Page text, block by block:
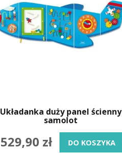
Układanka duży panel ścienny
samolot
529,90 zł DO KOSZYKA